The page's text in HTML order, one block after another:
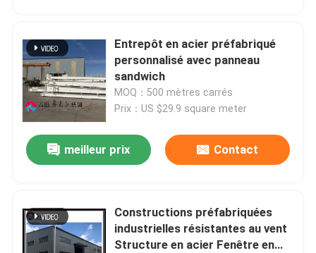
Entrepôt en acier préfabriqué
personnalisé avec panneau
sandwich
MOQ：500 mètres carrés
Prix：US $29.9 square meter
meilleur prix Contact
Constructions préfabriquées
industrielles résistantes au vent
Structure en acier Fenêtre en